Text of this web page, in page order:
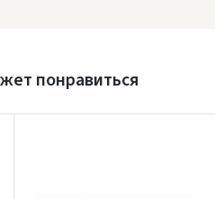
понравиться
отзыв
Registruokites